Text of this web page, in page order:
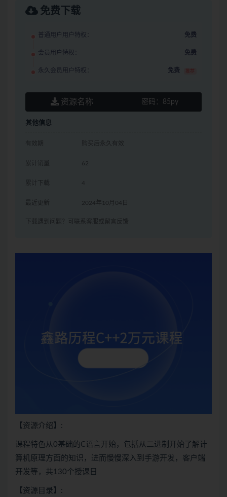
免费下载
普通用户用户特权： 免费
会员用户特权： 免费
永久会员用户特权： 免费 推荐
资源名称 密码： 85py
其他信息
有效期 购买后永久有效
累计销量 62
累计下载 4
最近更新 2024年10月04日
下载遇到问题？可联系客服或留言反馈
【资源介绍】:
课程特色从0基础的 C语言开始，包括从二进制开始了解计
算机原理方面的知识，进而慢慢深入到手游开发，客户端
开发等，共130个授课日
【资源目录】: